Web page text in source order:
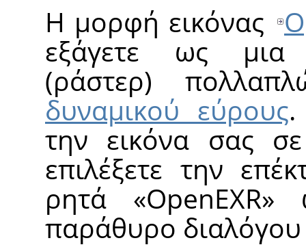
Η μορφή εικόνας
εξάγετε ως μια
(ράστερ)
δυναμικού εύρους.
την εικόνα σας
επιλέξετε την
ρητά «OpenEXR»
παράθυρο